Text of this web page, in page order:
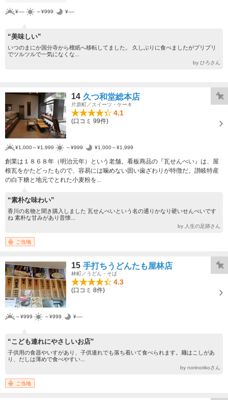
¥---- ～¥999 ¥----
“美味しい”
いつのまにか国分寺から檀紙へ移転してました。 久しぶりに食べましたがプリプリ
でツルツルで一気になくな...
by ひろさん
14 久つ和堂総本店
片原町／スイーツ・ケーキ
4.1
(口コミ 99件)
¥1,000～¥1,999 ～¥999 ¥1,000～¥1,999
創業は１８６８年（明治元年）という老舗。看板商品の『瓦せんべい』は、屋
根瓦をかたどったもので、容易には噛めない固い歯ざわりが特徴だ。讃岐特産
の白下糖と地元でとれた小麦粉を...
“素朴な味わい”
香川の名物と聞き購入しました 瓦せんべいという名の通りかなり硬いせんべいです
ね 素朴な甘みがあり昔懐...
by 人生の足跡さん
ご当地
15 手打ちうどんたも屋林店
林町／うどん・そば
4.3
(口コミ 8件)
～¥999 ～¥999 ¥----
“こども連れにやさしいお店”
子供用の食器やいすがあり、子供連れでも落ち着いて食べられます。麺はこしがあ
り、だしは薄めで食べやすい...
by norinorikoさん
ご当地